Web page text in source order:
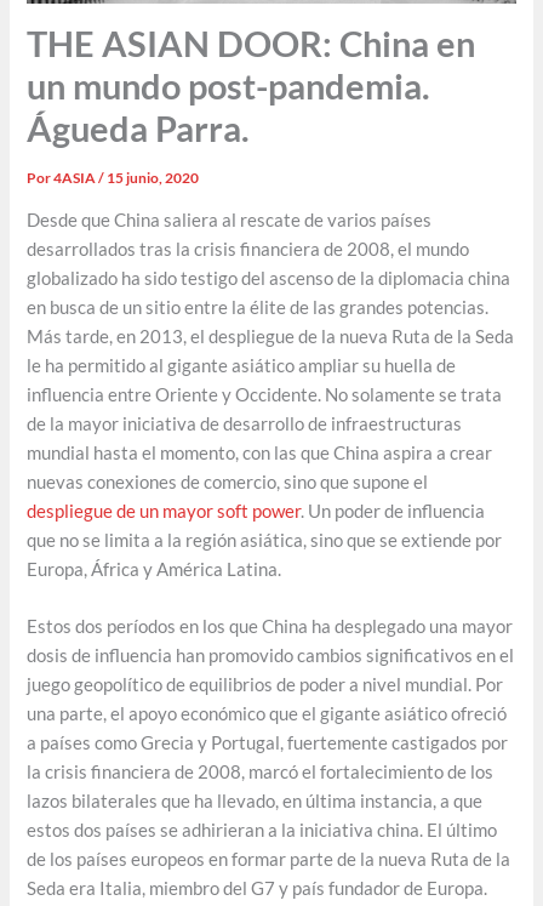
THE ASIAN DOOR: China en
un mundo post-pandemia.
Águeda Parra.
Por4ASIA/ 15 junio, 2020
Desde que China saliera al rescate de varios países
desarrollados tras la crisis financiera de 2008, el mundo
globalizado ha sido testigo del ascenso de la diplomacia china
en busca de un sitio entre la élite de las grandes potencias.
Más tarde, en 2013, el despliegue de la nueva Ruta de la Seda
le ha permitido al gigante asiático ampliar su huella de
influencia entre Oriente y Occidente. No solamente se trata
de la mayor iniciativa de desarrollo de infraestructuras
mundial hasta el momento, con las que China aspira a crear
nuevas conexiones de comercio, sino que supone el
despliegue de un mayor soft power. Un poder de influencia
que no se limita a la región asiática, sino que se extiende por
Europa, África y América Latina.
Estos dos períodos en los que China ha desplegado una mayor
dosis de influencia han promovido cambios significativos en el
juego geopolítico de equilibrios de poder a nivel mundial. Por
una parte, el apoyo económico que el gigante asiático ofreció
a países como Grecia y Portugal, fuertemente castigados por
la crisis financiera de 2008, marcó el fortalecimiento de los
lazos bilaterales que ha llevado, en última instancia, a que
estos dos países se adhirieran a la iniciativa china. El último
de los países europeos en formar parte de la nueva Ruta de la
Seda era Italia, miembro del G7 y país fundador de Europa.